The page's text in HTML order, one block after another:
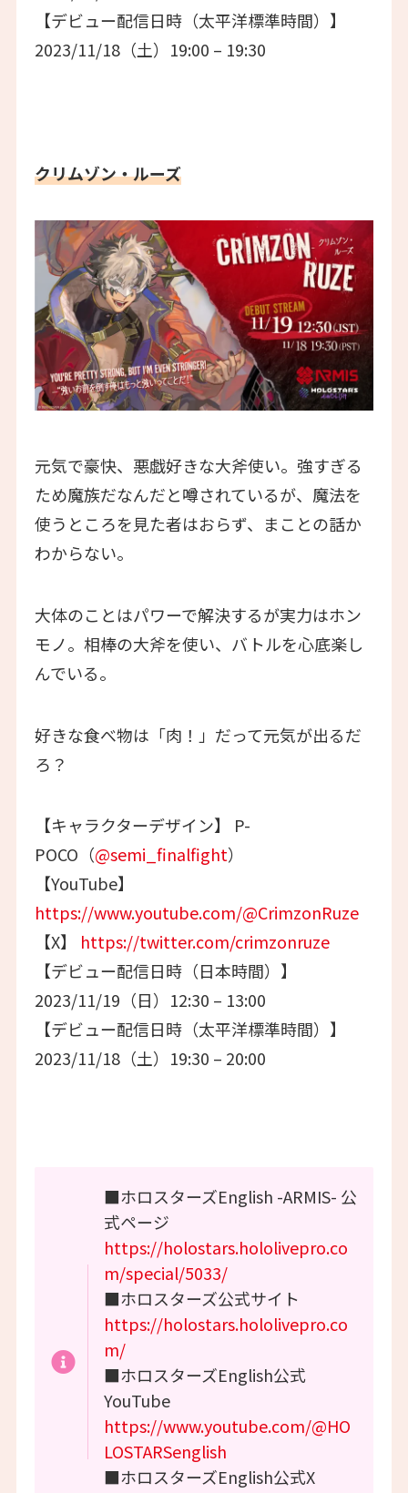
【デビュー配信日時（太平洋標準時間）】
2023/11/18（土）19:00 – 19:30
クリムゾン・ルーズ
元気で豪快、悪戯好きな大斧使い。強すぎる
ため魔族だなんだと噂されているが、魔法を
使うところを見た者はおらず、まことの話か
わからない。
大体のことはパワーで解決するが実力はホン
モノ。相棒の大斧を使い、バトルを心底楽し
んでいる。
好きな食べ物は「肉！」だって元気が出るだ
ろ？
【キャラクターデザイン】 P-
POCO（@semi_finalfight）
【YouTube】
https://www.youtube.com/@CrimzonRuze
【X】 https://twitter.com/crimzonruze
【デビュー配信日時（日本時間）】
2023/11/19（日）12:30 – 13:00
【デビュー配信日時（太平洋標準時間）】
2023/11/18（土）19:30 – 20:00
■ホロスターズEnglish -ARMIS- 公
式ページ
https://holostars.hololivepro.co
m/special/5033/
■ホロスターズ公式サイト
https://holostars.hololivepro.co
m/
■ホロスターズEnglish公式
YouTube
https://www.youtube.com/@HO
LOSTARSenglish
■ホロスターズEnglish公式X